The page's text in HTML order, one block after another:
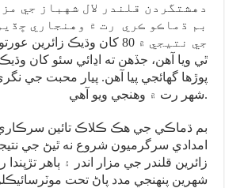
دهشتگردن قلندر لال شهباز جي
بم ڌماڪو ڪري رت ۾ وهنجاري
جي نتيجي ۾ 80 کان وڌيڪ
ٿي ويا آهن، جڏهن ته اڍائي سئو کان
پوڙها گهائجي پيا آهن. پيار محبت جي
شهر رت ۾ وهنجي ويو آهي.
بم ڌماڪي جي هڪ ڪلاڪ تائين
امدادي سرگرميون شروع نه ٿيڻ جي
زائرين قلندر جي مزار اندر ۽ ٻاهر
شهرين پنهنجي مدد پاڻ تحت